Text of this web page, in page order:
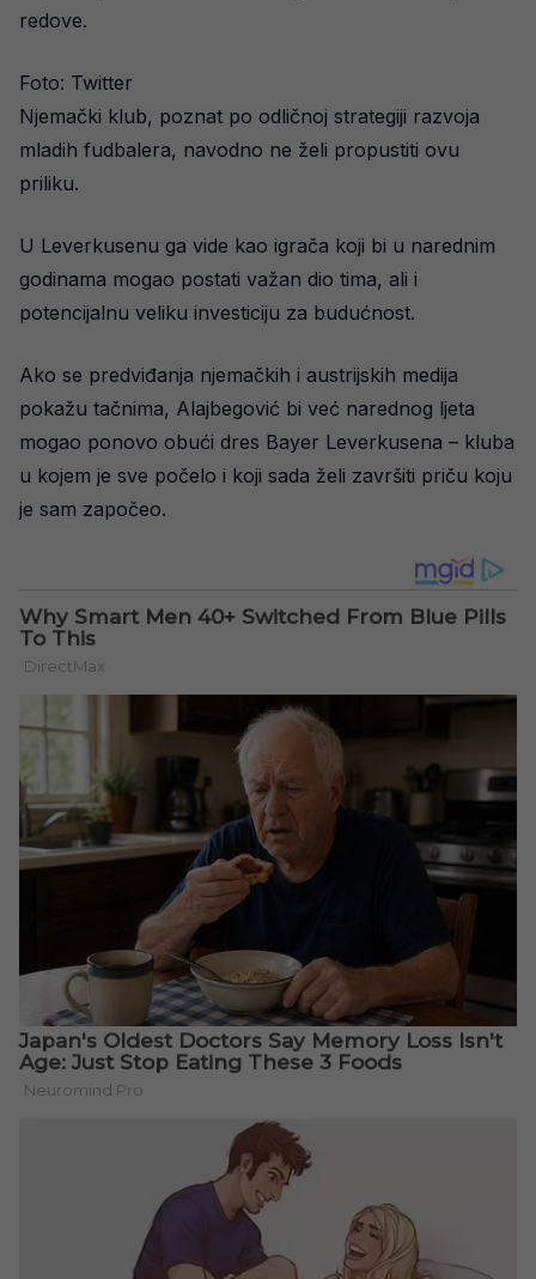
redove.
Foto: Twitter
Njemački klub, poznat po odličnoj strategiji razvoja
mladih fudbalera, navodno ne želi propustiti ovu
priliku.
U Leverkusenu ga vide kao igrača koji bi u narednim
godinama mogao postati važan dio tima, ali i
potencijalnu veliku investiciju za budućnost.
Ako se predviđanja njemačkih i austrijskih medija
pokažu tačnima, Alajbegović bi već narednog ljeta
mogao ponovo obući dres Bayer Leverkusena – kluba
u kojem je sve počelo i koji sada želi završiti priču koju
je sam započeo.